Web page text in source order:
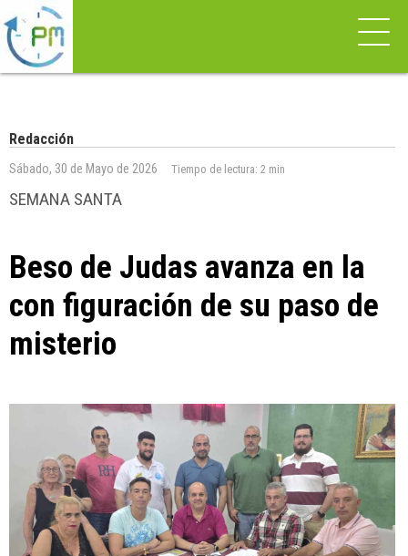
Redacción
Sábado, 30 de Mayo de 2026 Tiempo de lectura: 2 min
SEMANA SANTA
Beso de Judas avanza en la
con figuración de su paso de
misterio